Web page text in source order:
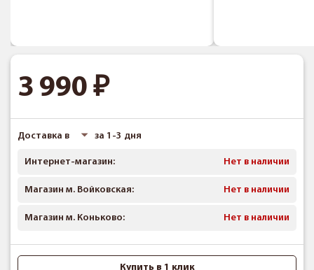
3 990
Доставка в за 1-3 дня
Интернет-магазин: Нет в наличии
Магазин м. Войковская: Нет в наличии
Магазин м. Коньково: Нет в наличии
Купить в 1 клик